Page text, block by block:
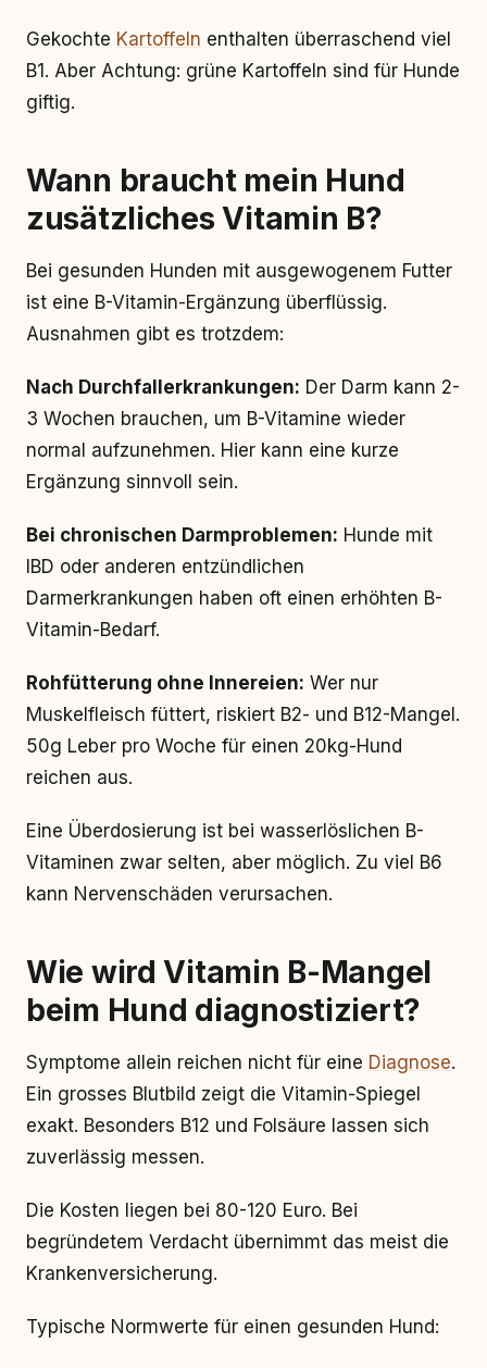
Gekochte Kartoffeln enthalten überraschend viel
B1. Aber Achtung: grüne Kartoffeln sind für Hunde
giftig.
Wann braucht mein Hund
zusätzliches Vitamin B?
Bei gesunden Hunden mit ausgewogenem Futter
ist eine B-Vitamin-Ergänzung überflüssig.
Ausnahmen gibt es trotzdem:
Nach Durchfallerkrankungen: Der Darm kann 2-
3 Wochen brauchen, um B-Vitamine wieder
normal aufzunehmen. Hier kann eine kurze
Ergänzung sinnvoll sein.
Bei chronischen Darmproblemen: Hunde mit
IBD oder anderen entzündlichen
Darmerkrankungen haben oft einen erhöhten B-
Vitamin-Bedarf.
Rohfütterung ohne Innereien: Wer nur
Muskelfleisch füttert, riskiert B2- und B12-Mangel.
50g Leber pro Woche für einen 20kg-Hund
reichen aus.
Eine Überdosierung ist bei wasserlöslichen B-
Vitaminen zwar selten, aber möglich. Zu viel B6
kann Nervenschäden verursachen.
Wie wird Vitamin B-Mangel
beim Hund diagnostiziert?
Symptome allein reichen nicht für eine Diagnose.
Ein grosses Blutbild zeigt die Vitamin-Spiegel
exakt. Besonders B12 und Folsäure lassen sich
zuverlässig messen.
Die Kosten liegen bei 80-120 Euro. Bei
begründetem Verdacht übernimmt das meist die
Krankenversicherung.
Typische Normwerte für einen gesunden Hund: